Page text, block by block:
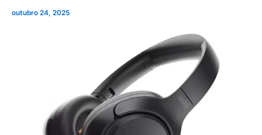
outubro 24, 2025